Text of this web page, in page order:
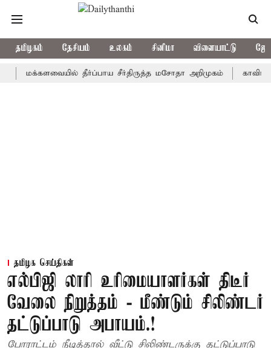
தமிழகம் தேசியம் உலகம் சினிமா விளையாட்டு
மக்களவையில் தீர்ப்பாய சீர்திருத்த மசோதா அறிமுகம் காவிரி நீர்
தமிழக செய்திகள்
எல்பிஜி லாரி உரிமையாளர்கள் திடீர்
வேலை நிறுத்தம் - மீண்டும் சிலிண்டர்
தட்டுப்பாடு அபாயம்.!
போராட்டம் நீடித்தால் வீட்டு சிலிண்டருக்கு தட்டுப்பாடு